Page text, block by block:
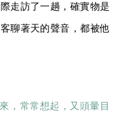
走訪了一趟，確實物是
聊著天的聲音，都被他
，常常想起，又頭暈目